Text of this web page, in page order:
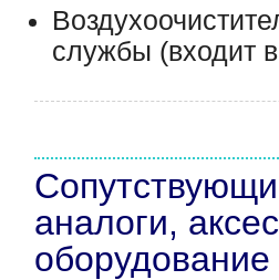
службы (входит
аналоги,
оборудование